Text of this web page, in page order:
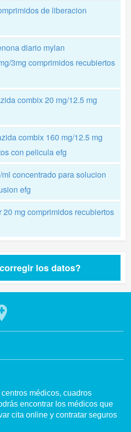
de liberacion
diario mylan
3mg comprimidos recubiertos
combix 20 mg/12.5 mg
combix 160 mg/12.5 mg
con pelicula efg
concentrado para solucion
efg
20 mg comprimidos recubiertos
los datos?
médicos, cuadros
encontrar los médicos que
cita online y contratar seguros